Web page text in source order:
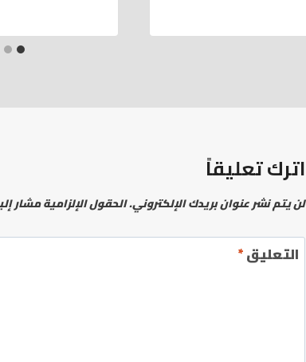
اترك تعليقاً
لن يتم نشر عنوان بريدك الإلكتروني.الحقول الإلزامية مشار
التعليق*